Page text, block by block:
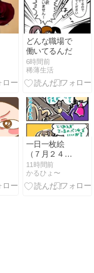
どんな職場で
働いてるんだ
6時間前
稀薄生活
一日一枚絵
（７月２４日
分）
11時間前
かるひょ〜